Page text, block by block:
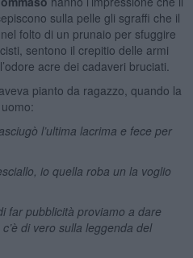
sulla pelle gli sgraffi che il
folto di un prunaio per sfuggire
sentono il crepitio delle armi
acre dei cadaveri bruciati.
pianto da ragazzo, quando la
l’ultima lacrima e fece per
io quella roba un la voglio
far pubblicità proviamo a dare
di vero sulla leggenda del